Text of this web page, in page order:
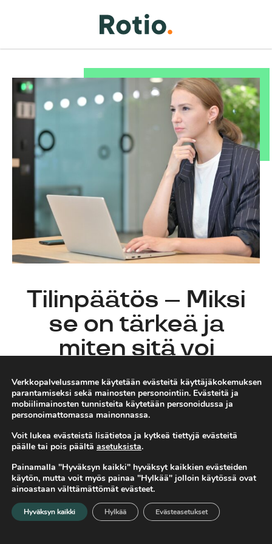
Etusivu Valikko Hae
Tilinpäätös – Miksi
se on tärkeä ja
miten sitä voi
hyödyntää?
Anna-
Huoviala
Verosuunnittelu
Kevät on tilinpäätöksien aikaa. Ammattilaisen rooli on
tilinpäätöksissä hyvin olennaista, eikä tilinpäätöslukuja
tarvitse tulkita yksin. Yritys voi välttyä monilta virheiltä
Verkkopalvelussamme käytetään evästeitä käyttäjäkokemuksen
parantamiseksi sekä mainosten personointiin. Evästeitä ja
mobiilimainosten tunnisteita käytetään personoidussa ja
personoimattomassa mainonnassa.
Voit lukea evästeistä lisätietoa ja kytkeä tiettyjä evästeitä
päälle tai pois päältä asetuksista.
Painamalla "Hyväksyn kaikki" hyväksyt kaikkien evästeiden
käytön, mutta voit myös painaa "Hylkää" jolloin käytössä ovat
ainoastaan välttämättömät evästeet.
Hyväksyn kaikki Hylkää Evästeasetukset